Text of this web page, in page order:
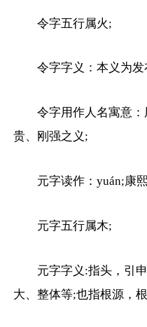
令字五行属火;
令字字义：本义为发
令字用作人名寓意
贵、刚强之义;
元字读作：yuán;康
元字五行属木;
元字字义:指头，引
大、整体等;也指根源，根